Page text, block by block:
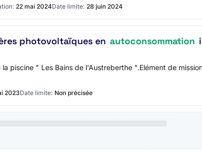
22 mai 2024Date limite: 28 juin 2024
photovoltaïques en autoconsommation
piscine " Les Bains de l'Austreberthe ".Elément de
2023Date limite: Non précisée